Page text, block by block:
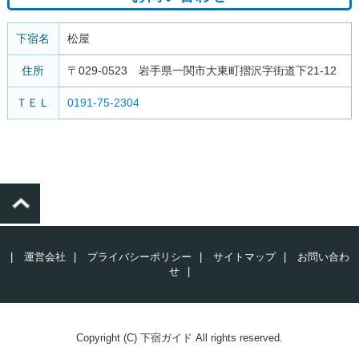
下宿名 松屋
住所 〒029-0523 岩手県一関市大東町摺沢字街道下21-12
ＴＥＬ 0191-75-2304
運営会社 プライバシーポリシー サイトマップ
お問い合わ
せ
Copyright (C) 下宿ガイド All rights reserved.